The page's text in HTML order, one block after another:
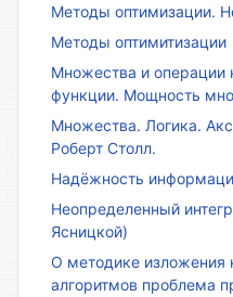
Методы оптимизации.
Методы оптимитизации
Множества и операции
функции. Мощность
Множества. Логика.
Роберт Столл.
Надёжность
Неопределенный
Ясницкой)
О методике изложения
алгоритмов проблема